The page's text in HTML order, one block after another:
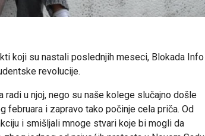
koji su nastali poslednjih meseci, Blokada Info
revolucije.
u njoj, nego su naše kolege slučajno došle
februara i zapravo tako počinje cela priča. Od
i smišljali mnoge stvari koje bi mogli da